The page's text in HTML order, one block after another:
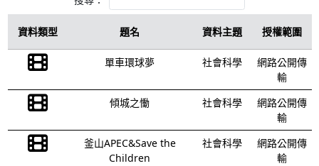
資料類型 題名 資料主題 授權範圍
單車環球夢 社會科學
網路公開傳
輸
傾城之慟
社會科學
網路公開傳
輸
釜山APEC&Save the
Children
社會科學
網路公開傳
輸